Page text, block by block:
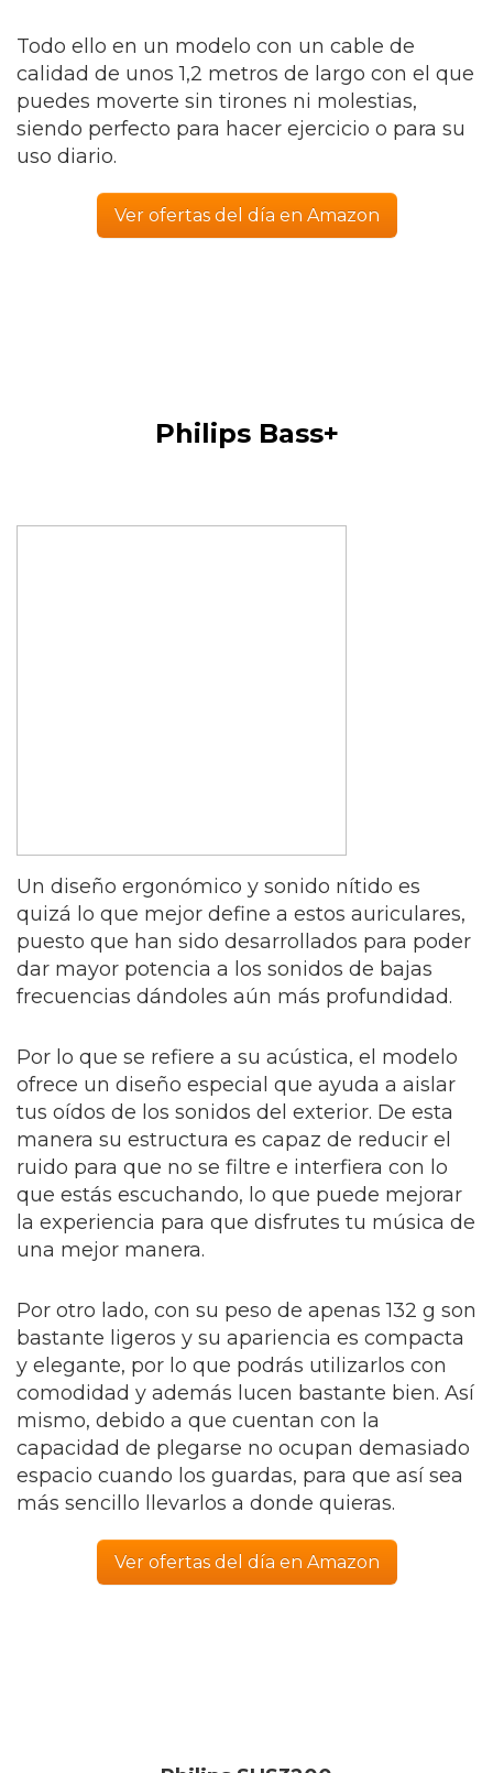
Todo ello en un modelo con un cable de
calidad de unos 1,2 metros de largo con el que
puedes moverte sin tirones ni molestias,
siendo perfecto para hacer ejercicio o para su
uso diario.
Ver ofertas del día en Amazon
Philips Bass+
Un diseño ergonómico y sonido nítido es
quizá lo que mejor define a estos auriculares,
puesto que han sido desarrollados para poder
dar mayor potencia a los sonidos de bajas
frecuencias dándoles aún más profundidad.
Por lo que se refiere a su acústica, el modelo
ofrece un diseño especial que ayuda a aislar
tus oídos de los sonidos del exterior. De esta
manera su estructura es capaz de reducir el
ruido para que no se filtre e interfiera con lo
que estás escuchando, lo que puede mejorar
la experiencia para que disfrutes tu música de
una mejor manera.
Por otro lado, con su peso de apenas 132 g son
bastante ligeros y su apariencia es compacta
y elegante, por lo que podrás utilizarlos con
comodidad y además lucen bastante bien. Así
mismo, debido a que cuentan con la
capacidad de plegarse no ocupan demasiado
espacio cuando los guardas, para que así sea
más sencillo llevarlos a donde quieras.
Ver ofertas del día en Amazon